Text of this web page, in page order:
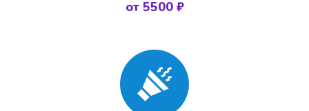
от 5500 ₽